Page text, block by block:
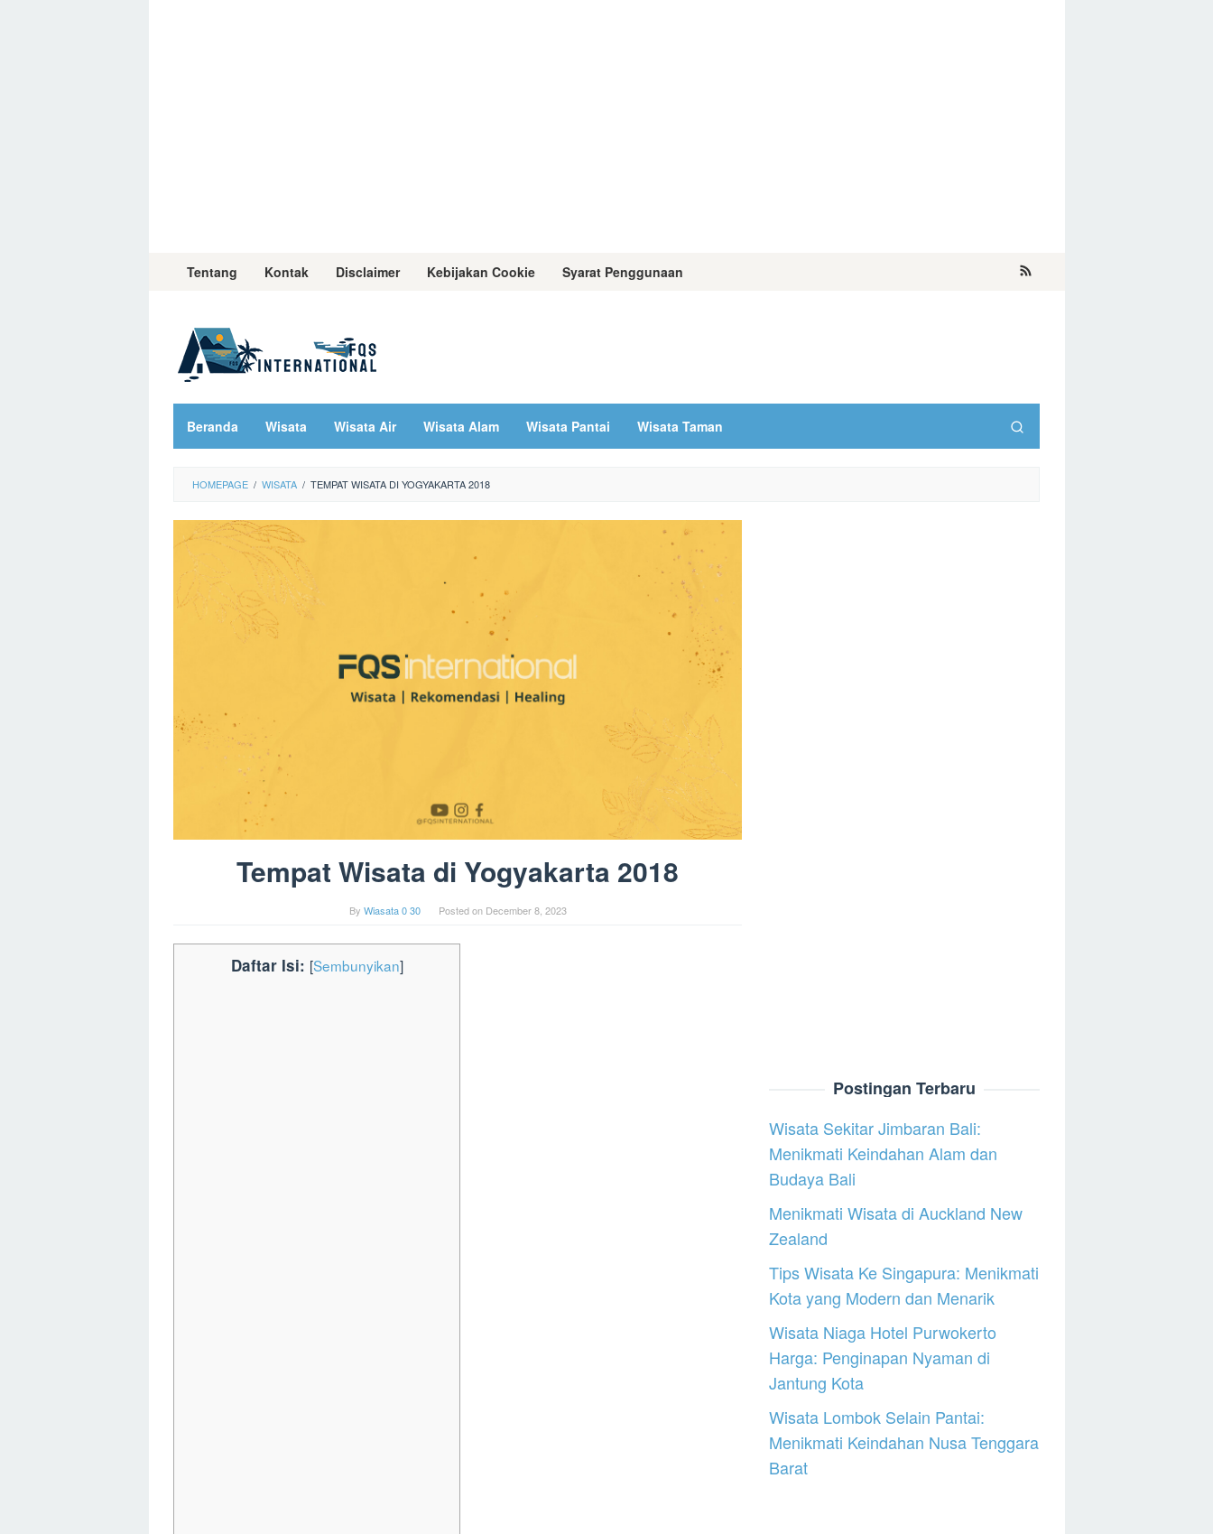
Tentang Kontak Disclaimer Kebijakan Cookie Syarat Penggunaan
Beranda Wisata Wisata Air Wisata Alam Wisata Pantai Wisata Taman
HOMEPAGE / WISATA / TEMPAT WISATA DI YOGYAKARTA 2018
Tempat Wisata di Yogyakarta 2018
By Wiasata 0 30 Posted on December 8, 2023
Daftar Isi: [Sembunyikan]
Postingan Terbaru
Wisata Sekitar Jimbaran Bali:
Menikmati Keindahan Alam dan
Budaya Bali
Menikmati Wisata di Auckland New
Zealand
Tips Wisata Ke Singapura: Menikmati
Kota yang Modern dan Menarik
Wisata Niaga Hotel Purwokerto
Harga: Penginapan Nyaman di
Jantung Kota
Wisata Lombok Selain Pantai:
Menikmati Keindahan Nusa Tenggara
Barat